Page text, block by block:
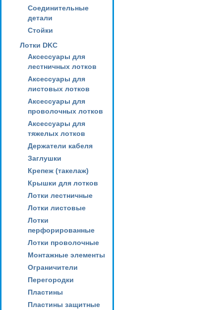
Соединительные
детали
Стойки
Лотки DKC
Аксессуары для
лестничных лотков
Аксессуары для
листовых лотков
Аксессуары для
проволочных лотков
Аксессуары для
тяжелых лотков
Держатели кабеля
Заглушки
Крепеж (такелаж)
Крышки для лотков
Лотки лестничные
Лотки листовые
Лотки
перфорированные
Лотки проволочные
Монтажные элементы
Ограничители
Перегородки
Пластины
Пластины защитные